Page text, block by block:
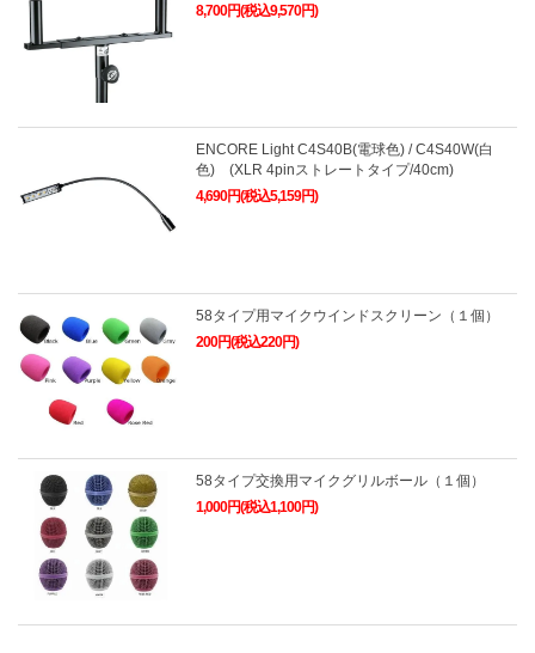
8,700円(税込9,570円)
ENCORE Light C4S40B(電球色) / C4S40W(白
色) (XLR 4pinストレートタイプ/40cm)
4,690円(税込5,159円)
58タイプ用マイクウインドスクリーン（１個）
200円(税込220円)
58タイプ交換用マイクグリルボール（１個）
1,000円(税込1,100円)